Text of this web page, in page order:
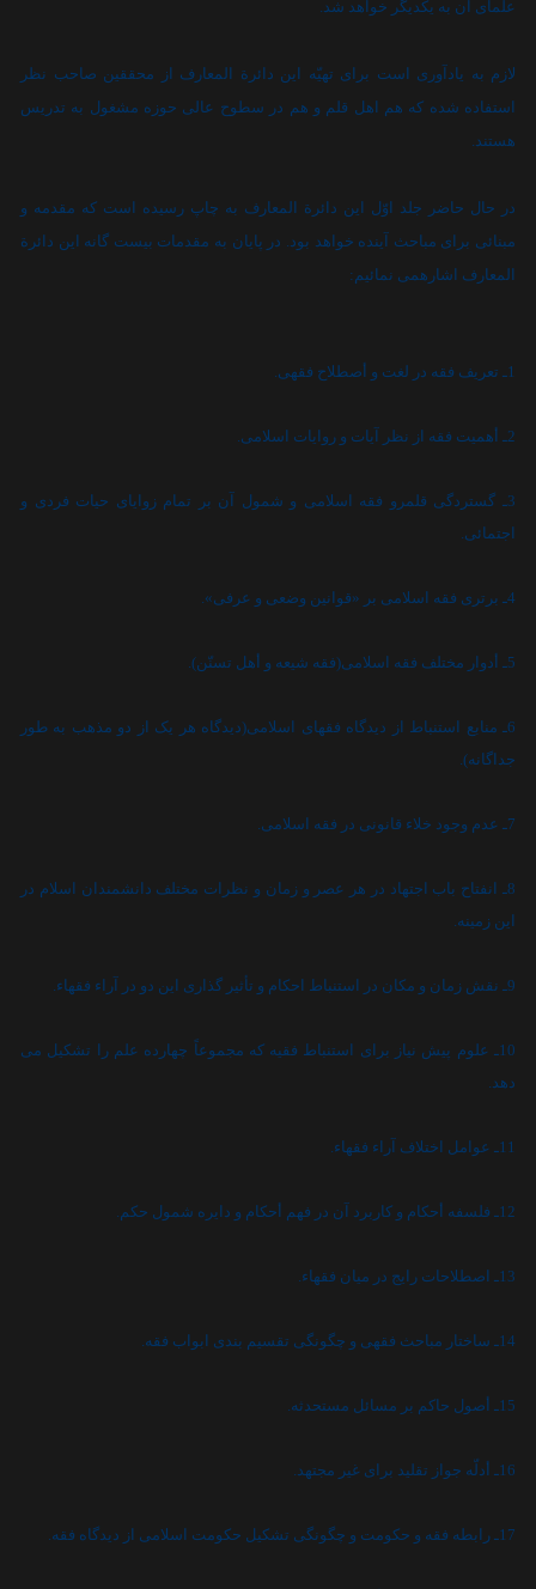
علماى آن به يکديگر خواهد شد.
لازم به يادآورى است براى تهيّه اين دائرة المعارف از محققين صاحب نظر
استفاده شده که هم اهل قلم و هم در سطوح عالى حوزه مشغول به تدريس
هستند.
در حال حاضر جلد اوّل اين دائرة المعارف به چاپ رسيده است که مقدمه و
مبنائى براى مباحث آينده خواهد بود. در پايان به مقدمات بيست گانه اين دائرة
المعارف اشارهمى نمائيم:
1ـ تعريف فقه در لغت و أصطلاح فقهى.
2ـ أهميت فقه از نظر آيات و روايات اسلامى.
3ـ گستردگى قلمرو فقه اسلامى و شمول آن بر تمام زواياى حيات فردى و
اجتمائى.
4ـ برترى فقه اسلامى بر «قوانين وضعى و عرفى».
5ـ أدوار مختلف فقه اسلامى(فقه شيعه و أهل تسنّن).
6ـ منابع استنباط از ديدگاه فقهاى اسلامى(ديدگاه هر يک از دو مذهب به طور
جداگانه).
7ـ عدم وجود خلاء قانونى در فقه اسلامى.
8ـ انفتاح باب اجتهاد در هر عصر و زمان و نظرات مختلف دانشمندان اسلام در
اين زمينه.
9ـ نقش زمان و مکان در استنباط احکام و تأثير گذارى اين دو در آراء فقهاء.
10ـ علوم پيش نياز براى استنباط فقيه که مجموعاً چهارده علم را تشکيل مى
دهد.
11ـ عوامل اختلاف آراء فقهاء.
12ـ فلسفه أحکام و کاربرد آن در فهم أحکام و دايره شمول حکم.
13ـ اصطلاحات رايج در ميان فقهاء.
14ـ ساختار مباحث فقهى و چگونگى تقسيم بندى ابواب فقه.
15ـ أصول حاکم بر مسائل مستحدثه.
16ـ أدلّه جواز تقليد براى غير مجتهد.
17ـ رابطه فقه و حکومت و چگونگى تشکيل حکومت اسلامى از ديدگاه فقه.